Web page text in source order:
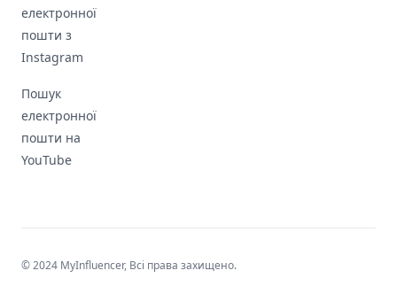
електронної
пошти з
Instagram
Пошук
електронної
пошти на
YouTube
© 2024 MyInfluencer, Всі права захищено.